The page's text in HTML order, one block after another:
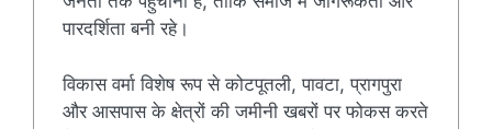
पारदर्शिता बनी रहे।
विकास वर्मा विशेष रूप से कोटपूतली, पावटा, प्रागपुरा
और आसपास के क्षेत्रों की जमीनी खबरों पर फोकस करते